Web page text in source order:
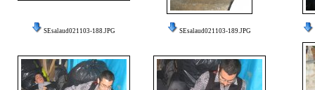
SEsalaud021103-188.JPG SEsalaud021103-189.JPG